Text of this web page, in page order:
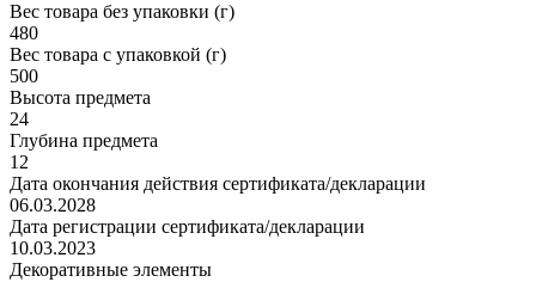
Вес товара без упаковки (г)
480
Вес товара с упаковкой (г)
500
Высота предмета
24
Глубина предмета
12
Дата окончания действия сертификата/декларации
06.03.2028
Дата регистрации сертификата/декларации
10.03.2023
Декоративные элементы